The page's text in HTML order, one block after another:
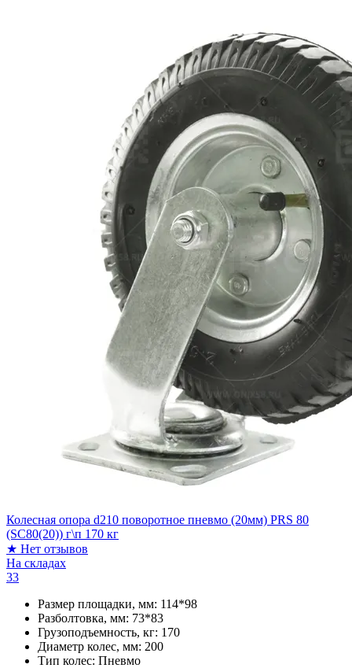
Колесная опора d210 поворотное пневмо (20мм) PRS 80
(SC80(20)) г\п 170 кг
★ Нет отзывов
На складах
33
Размер площадки, мм: 114*98
Разболтовка, мм: 73*83
Грузоподъемность, кг: 170
Диаметр колес, мм: 200
Тип колес: Пневмо